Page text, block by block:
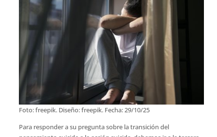
Foto: freepik. Diseño: freepik. Fecha: 29/10/25
Para responder a su pregunta sobre la transición del